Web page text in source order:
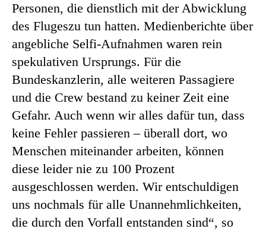
Personen, die dienstlich mit der Abwicklung
des Flugeszu tun hatten. Medienberichte über
angebliche Selfi-Aufnahmen waren rein
spekulativen Ursprungs. Für die
Bundeskanzlerin, alle weiteren Passagiere
und die Crew bestand zu keiner Zeit eine
Gefahr. Auch wenn wir alles dafür tun, dass
keine Fehler passieren – überall dort, wo
Menschen miteinander arbeiten, können
diese leider nie zu 100 Prozent
ausgeschlossen werden. Wir entschuldigen
uns nochmals für alle Unannehmlichkeiten,
die durch den Vorfall entstanden sind“, so